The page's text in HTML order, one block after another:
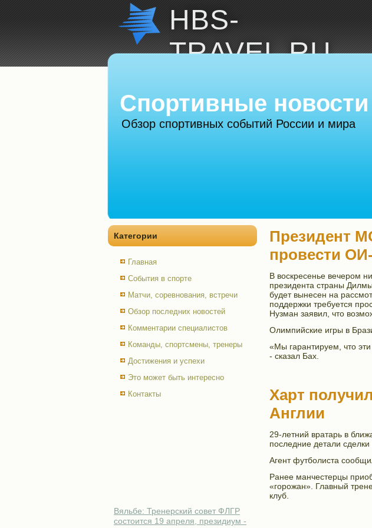
HBS-
TRAVEL.RU
Спортивные новости
Обзор спортивных событий России и мира
Категории
Главная
События в спорте
Матчи, соревнования, встречи
Обзор последних новостей
Комментарии специалистов
Команды, спортсмены, тренеры
Достижения и успехи
Это может быть интересно
Контакты
Вяльбе: Тренерский совет ФЛГР
состоится 19 апреля, президиум -
Президент
провести
В воскресенье вечером
президента страны
будет вынесен на
поддержки требуется
Нузман заявил, что
Олимпийские игры в
«Мы гарантируем, что
- сказал Бах.
Харт
Англии
29-летний вратарь в
последние детали
Агент футболиста
Ранее манчестерцы
«горожан». Главный
клуб.